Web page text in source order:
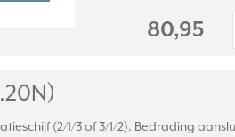
80,95
(2/1/3 of 3/1/2). Bedrading